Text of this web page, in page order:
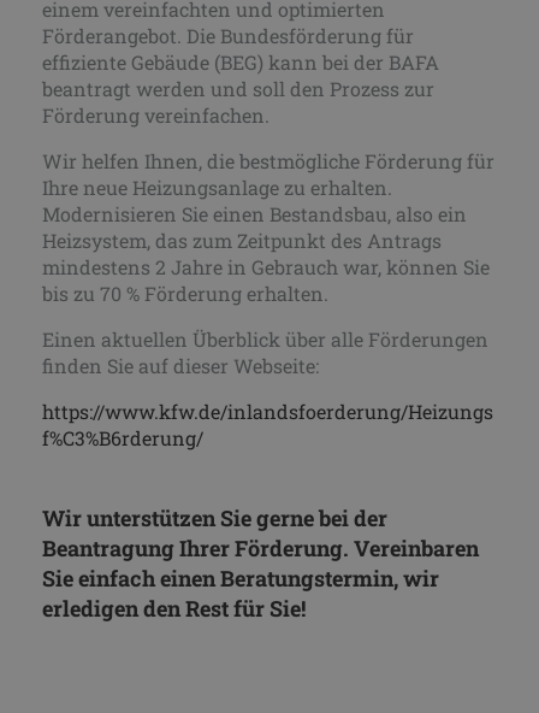
einem vereinfachten und optimierten
Förderangebot. Die Bundesförderung für
effiziente Gebäude (BEG) kann bei der BAFA
beantragt werden und soll den Prozess zur
Förderung vereinfachen.
Wir helfen Ihnen, die bestmögliche Förderung für
Ihre neue Heizungsanlage zu erhalten.
Modernisieren Sie einen Bestandsbau, also ein
Heizsystem, das zum Zeitpunkt des Antrags
mindestens 2 Jahre in Gebrauch war, können Sie
bis zu 70 % Förderung erhalten.
Einen aktuellen Überblick über alle Förderungen
finden Sie auf dieser Webseite:
https://www.kfw.de/inlandsfoerderung/Heizungs
f%C3%B6rderung/
Wir unterstützen Sie gerne bei der
Beantragung Ihrer Förderung. Vereinbaren
Sie einfach einen Beratungstermin, wir
erledigen den Rest für Sie!